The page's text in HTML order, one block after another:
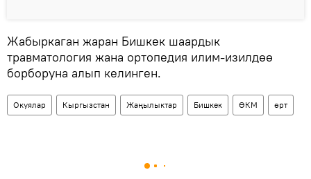
Жабыркаган жаран Бишкек шаардык
травматология жана ортопедия илим-изилдөө
борборуна алып келинген.
Окуялар Кыргызстан Жаңылыктар Бишкек ӨКМ өрт